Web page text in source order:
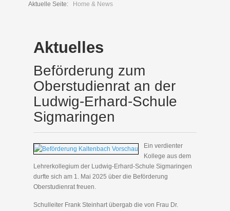
Aktuelle Seite: Home & News
Aktuelles
Beförderung zum
Oberstudienrat an der
Ludwig-Erhard-Schule
Sigmaringen
Ein verdienter
Kollege aus dem
Lehrerkollegium der Ludwig-Erhard-Schule Sigmaringen
durfte sich am 1. Mai 2025 über die Beförderung
Oberstudienrat freuen.
Schulleiter Frank Steinhart übergab die von Frau Dr.